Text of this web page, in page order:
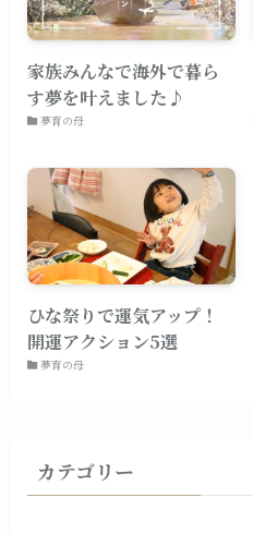
家族みんなで海外で暮ら
す夢を叶えました♪
夢育の母
ひな祭りで運気アップ！
開運アクション5選
夢育の母
カテゴリー